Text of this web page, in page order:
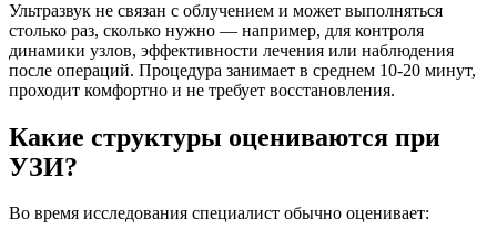
Ультразвук не связан с облучением и может выполняться
столько раз, сколько нужно — например, для контроля
динамики узлов, эффективности лечения или наблюдения
после операций. Процедура занимает в среднем 10-20 минут,
проходит комфортно и не требует восстановления.
Какие структуры оцениваются при
УЗИ?
Во время исследования специалист обычно оценивает: